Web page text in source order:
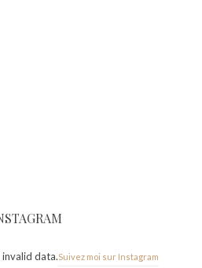
data.Suivez moi sur Instagram